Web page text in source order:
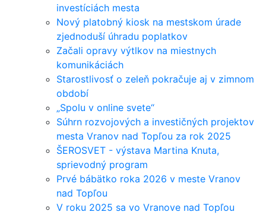
investíciách mesta
Nový platobný kiosk na mestskom úrade
zjednoduší úhradu poplatkov
Začali opravy výtlkov na miestnych
komunikáciách
Starostlivosť o zeleň pokračuje aj v zimnom
období
„Spolu v online svete“
Súhrn rozvojových a investičných projektov
mesta Vranov nad Topľou za rok 2025
ŠEROSVET - výstava Martina Knuta,
sprievodný program
Prvé bábätko roka 2026 v meste Vranov
nad Topľou
V roku 2025 sa vo Vranove nad Topľou